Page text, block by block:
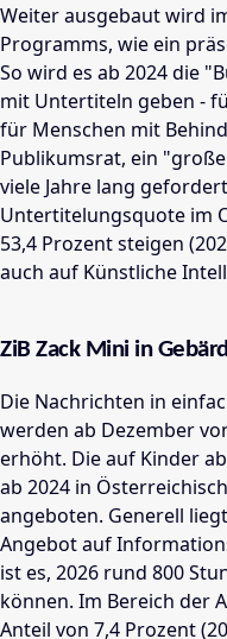
Weiter ausgebaut wird
Programms, wie ein
So wird es ab 2024 die
mit Untertiteln geben -
für Menschen mit
Publikumsrat, ein
viele Jahre lang
Untertitelungsquote im
53,4 Prozent steigen
auch auf Künstliche
ZiB Zack Mini in
Die Nachrichten in
werden ab Dezember
erhöht. Die auf Kinder
ab 2024 in
angeboten. Generell
Angebot auf
ist es, 2026 rund 800
können. Im Bereich der
Anteil von 7,4 Prozent